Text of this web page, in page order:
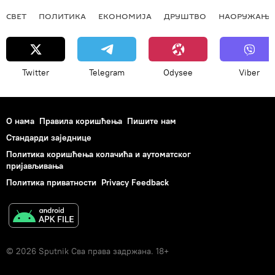
СВЕТ ПОЛИТИКА ЕКОНОМИЈА ДРУШТВО НАОРУЖАЊЕ
Twitter Telegram Odysee Viber
О нама Правила коришћења Пишите нам
Стандарди заједнице
Политика коришћења колачића и аутоматског
пријављивања
Политика приватности Privacy Feedback
© 2026 Sputnik Сва права задржана. 18+